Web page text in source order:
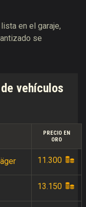
en el garaje,
se
vehículos
PRECIO EN
ORO
11.300
13.150